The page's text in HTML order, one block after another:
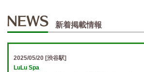
新着掲載情報
2025/05/20 [渋谷駅]
LuLu Spa